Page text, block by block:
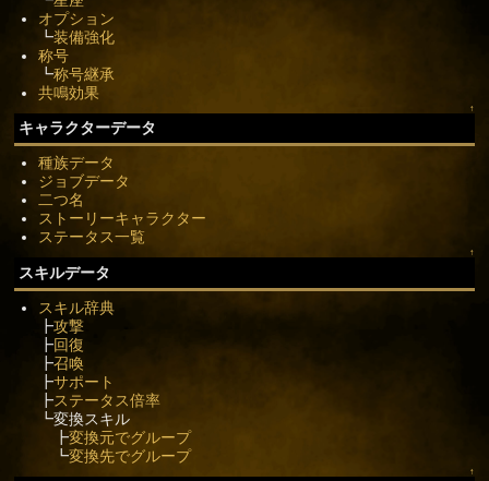
オプション
┗装備強化
称号
┗称号継承
共鳴効果
↑
キャラクターデータ
種族データ
ジョブデータ
二つ名
ストーリーキャラクター
ステータス一覧
↑
スキルデータ
スキル辞典
┣攻撃
┣回復
┣召喚
┣サポート
┣ステータス倍率
┗変換スキル
┣変換元でグループ
┗変換先でグループ
↑